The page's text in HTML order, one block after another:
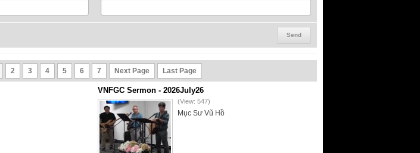
2 3 4 5 6 7 Next Page Last Page
VNFGC Sermon - 2026July26
(View: 547)
Mục Sư Vũ Hồ